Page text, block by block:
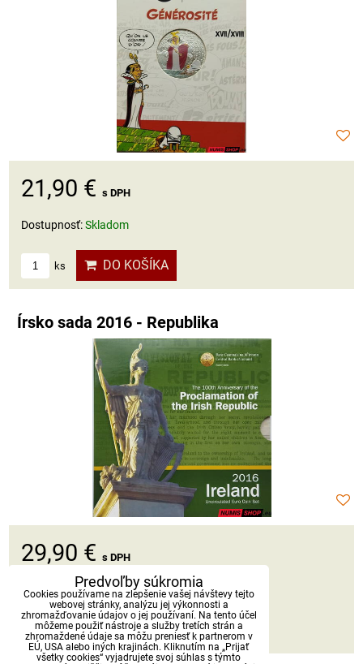
21,90 € s DPH
Dostupnosť:Skladom
ks DO KOŠÍKA
Írsko sada 2016 - Republika
29,90 € s DPH
Dostupnosť:Skladom
ks DO KOŠÍKA
Predvoľby súkromia
Cookies používame na zlepšenie vašej návštevy tejto
webovej stránky, analýzu jej výkonnosti a
zhromažďovanie údajov o jej používaní. Na tento účel
môžeme použiť nástroje a služby tretích strán a
zhromaždené údaje sa môžu preniesť k partnerom v
EÚ, USA alebo iných krajinách. Kliknutím na „Prijať
všetky cookies“ vyjadrujete svoj súhlas s týmto